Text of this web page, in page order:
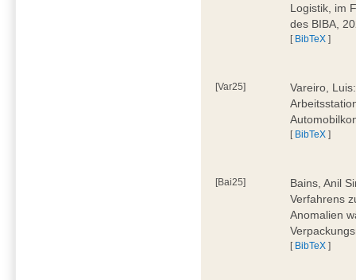
Logistik, im
des BIBA,
[ BibTeX ]
[Var25]
Vareiro,
[ BibTeX ]
[Bai25]
Bains, Anil
Verfahrens
Anomalien
[ BibTeX ]